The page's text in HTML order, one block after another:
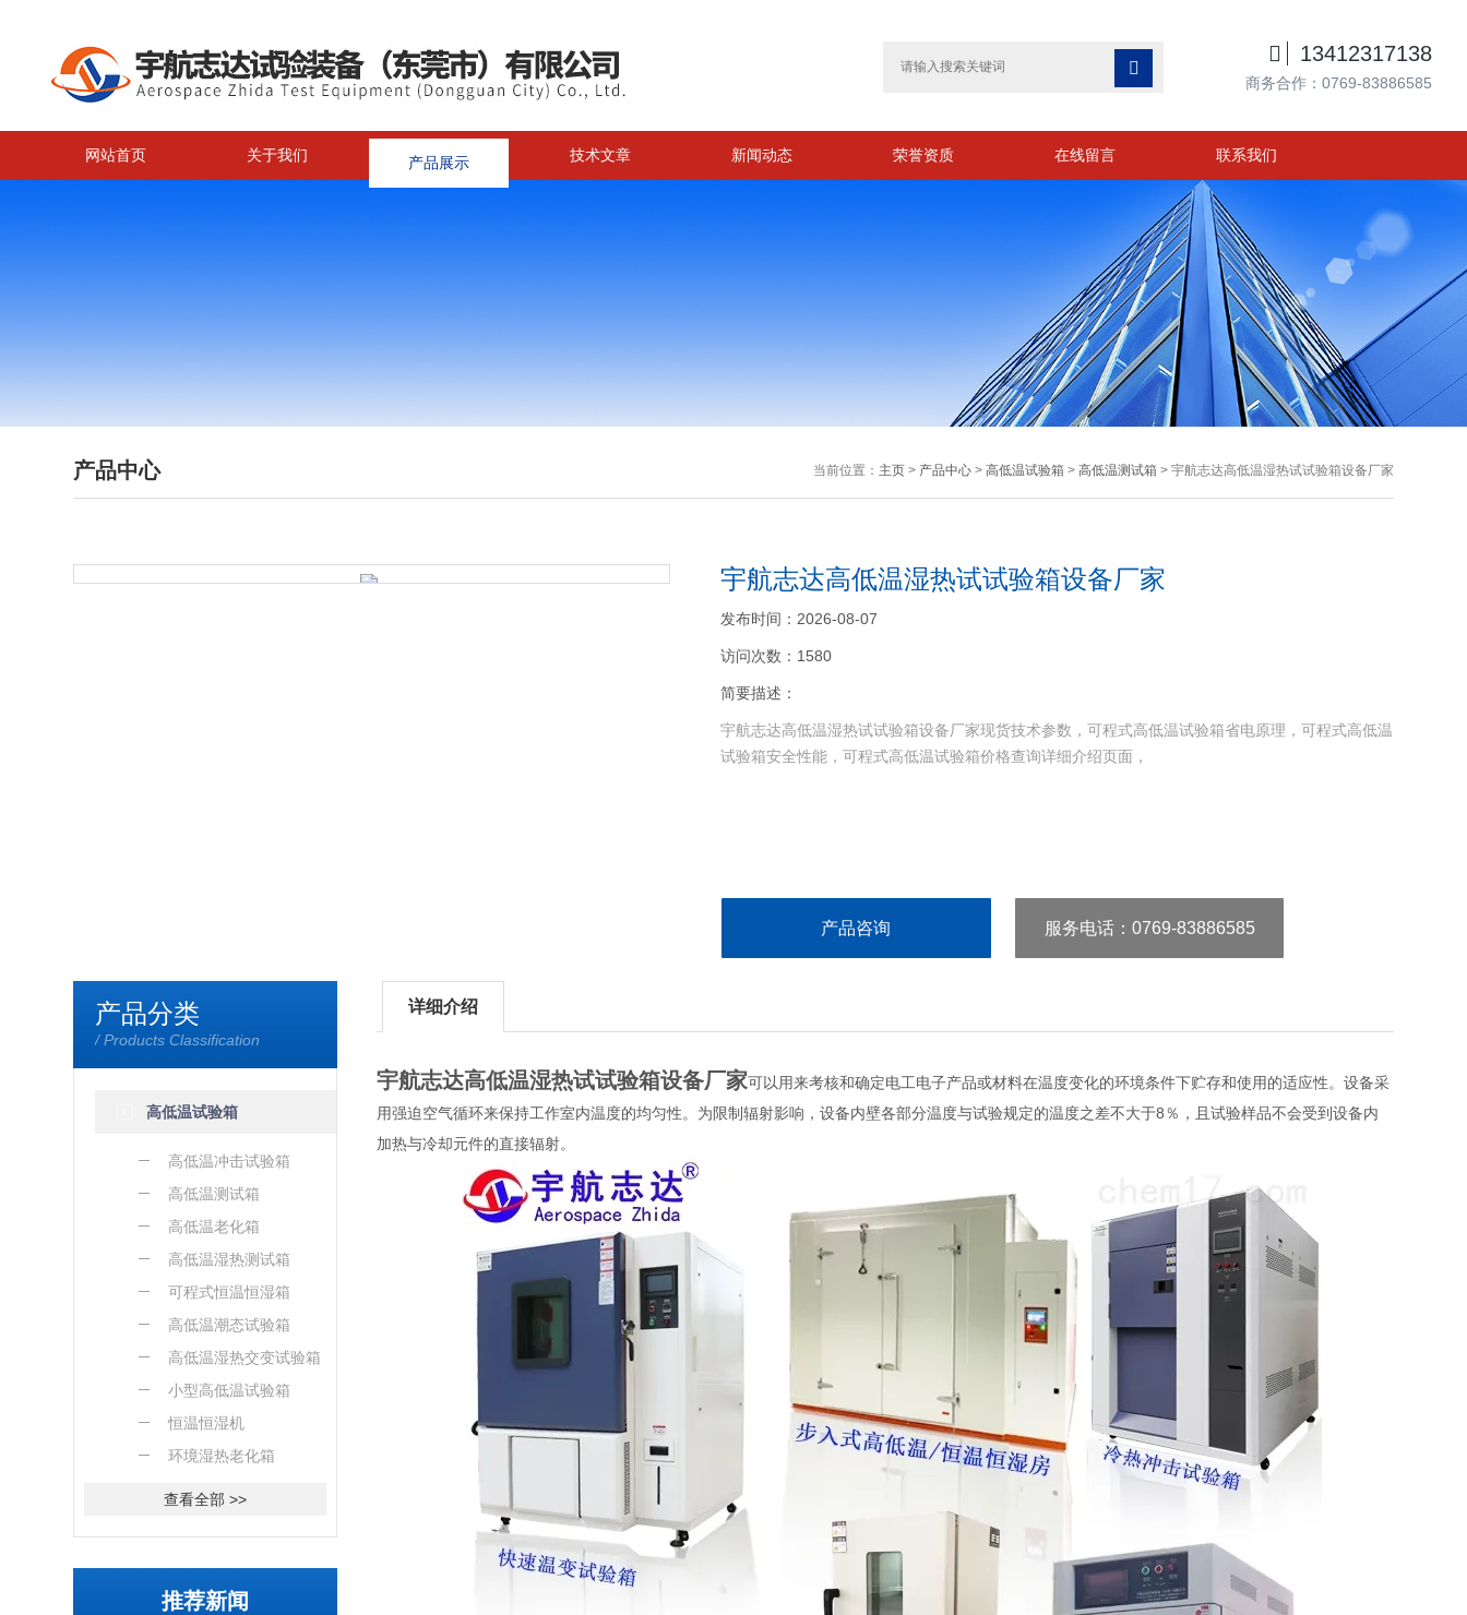

 13412317138
商务合作：0769-83886585
网站首页 关于我们 产品展示 技术文章 新闻动态 荣誉资质 在线留言 联系我们
产品中心 当前位置： 主页> 产品中心> 高低温试验箱 > 高低温测试箱 > 宇航志达高低温湿热试试验箱设备厂家
宇航志达高低温湿热试试验箱设备厂家
发布时间：2026-08-07
访问次数：1580
简要描述：
宇航志达高低温湿热试试验箱设备厂家现货技术参数，可程式高低温试验箱省电原理，可程式高低温
试验箱安全性能，可程式高低温试验箱价格查询详细介绍页面，
产品咨询 服务电话：0769-83886585
产品分类
/ Products Classification
高低温试验箱
高低温冲击试验箱
高低温测试箱
高低温老化箱
高低温湿热测试箱
可程式恒温恒湿箱
高低温潮态试验箱
高低温湿热交变试验箱
小型高低温试验箱
恒温恒湿机
环境湿热老化箱
查看全部 >>
推荐新闻
详细介绍
宇航志达高低温湿热试试验箱设备厂家可以用来考核和确定电工电子产品或材料在温度变化的环境条件下贮存和使用的适应性。设备采
用强迫空气循环来保持工作室内温度的均匀性。为限制辐射影响，设备内壁各部分温度与试验规定的温度之差不大于8％，且试验样品不会受到设备内
加热与冷却元件的直接辐射。